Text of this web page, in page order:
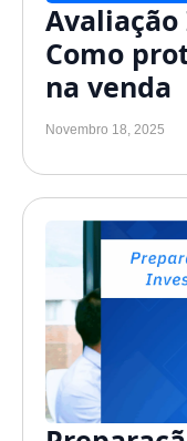
Como
na venda
Novembro 18, 2025